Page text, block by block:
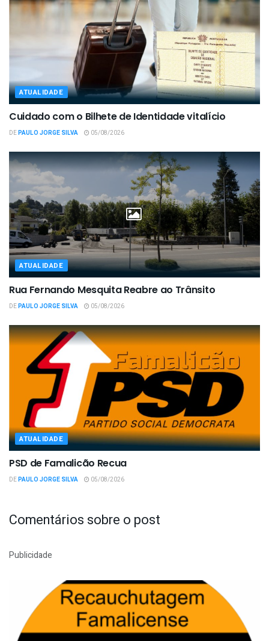
ATUALIDADE
Cuidado com o Bilhete de Identidade vitalício
DEPAULO JORGE SILVA 05/08/2026
ATUALIDADE
Rua Fernando Mesquita Reabre ao Trânsito
DEPAULO JORGE SILVA 05/08/2026
ATUALIDADE
PSD de Famalicão Recua
DEPAULO JORGE SILVA 05/08/2026
Comentários sobre o post
Publicidade